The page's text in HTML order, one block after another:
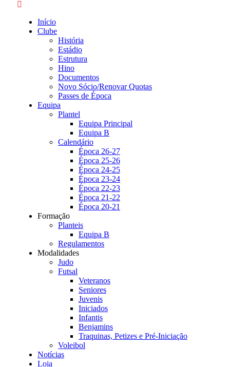
Início
Clube
História
Estádio
Estrutura
Hino
Documentos
Novo Sócio/Renovar Quotas
Passes de Época
Equipa
Plantel
Equipa Principal
Equipa B
Calendário
Época 26-27
Época 25-26
Época 24-25
Época 23-24
Época 22-23
Época 21-22
Época 20-21
Formação
Planteis
Equipa B
Regulamentos
Modalidades
Judo
Futsal
Veteranos
Seniores
Juvenis
Iniciados
Infantis
Benjamins
Traquinas, Petizes e Pré-Iniciação
Voleibol
Notícias
Loja